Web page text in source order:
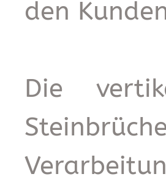
den
Die